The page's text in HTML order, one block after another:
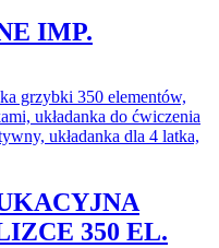
IMP.
350 EL.